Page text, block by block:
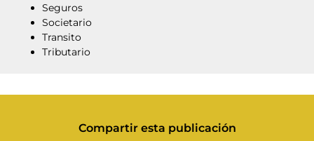
Seguros
Societario
Transito
Tributario
Compartir esta publicación